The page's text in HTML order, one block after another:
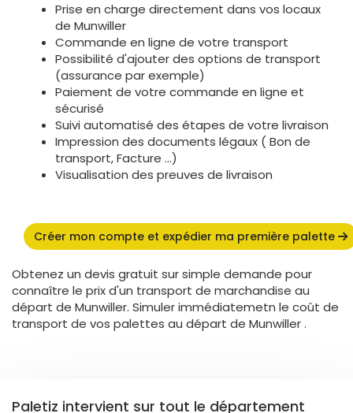
Prise en charge directement dans vos locaux
de Munwiller
Commande en ligne de votre transport
Possibilité d'ajouter des options de transport
(assurance par exemple)
Paiement de votre commande en ligne et
sécurisé
Suivi automatisé des étapes de votre livraison
Impression des documents légaux ( Bon de
transport, Facture ...)
Visualisation des preuves de livraison
Créer mon compte et expédier ma première palette
Obtenez un devis gratuit sur simple demande pour
connaître le prix d'un transport de marchandise au
départ de Munwiller. Simuler immédiatemetn le coût de
transport de vos palettes au départ de Munwiller .
Paletiz intervient sur tout le département